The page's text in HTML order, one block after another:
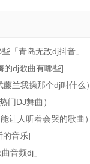
「青岛无敌dj抖音」
的dj歌曲有哪些]
兰我操那个dj叫什么）
门DJ舞曲）
让人听着会哭的歌曲）
的音乐]
音频dj」